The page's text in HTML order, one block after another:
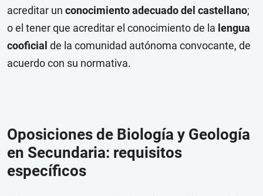
acreditar un conocimiento adecuado del castellano;
o el tener que acreditar el conocimiento de la lengua
cooficial de la comunidad autónoma convocante, de
acuerdo con su normativa.
Oposiciones de Biología y Geología
en Secundaria: requisitos
específicos